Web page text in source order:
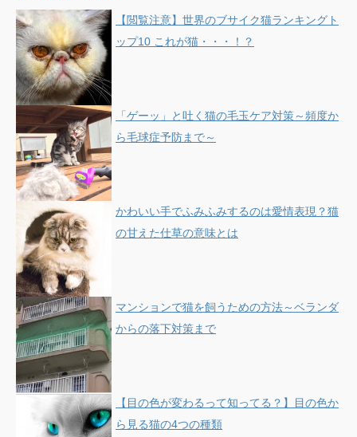
【閲覧注意】世界のブサイク猫ランキングト
ップ10 これが猫・・・！？
「ゲーッ」と吐く猫の毛玉ケア対策～頻度か
ら毛球症予防まで～
かわいい手でふみふみするのは愛情表現？猫
の甘えた仕草の意味とは
マンションで猫を飼うための方法～ベランダ
からの落下対策まで
【目の色が変わるって知ってる？】目の色か
ら見る猫の4つの種類